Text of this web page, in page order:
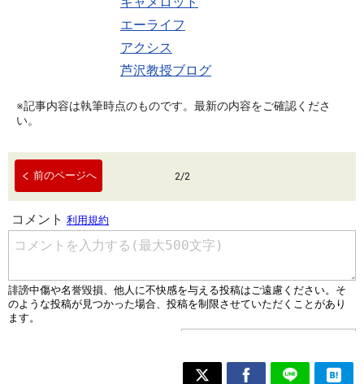
エーライフ
アクシス
芦沢教授ブログ
※記事内容は執筆時点のものです。最新の内容をご確認くださ
い。
前のページへ 2/2